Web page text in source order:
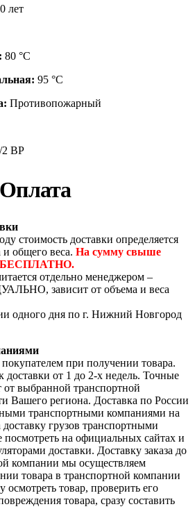
лет
80 °С
95 °С
Противопожарный
2 ВР
стоимость доставки определяется
и общего веса. На сумму свыше
– БЕСПЛАТНО.
отдельно менеджером –
зависит от объема и веса
одного дня по г. Нижний Новгород
покупателем при получении товара.
от 1 до 2-х недель. Точные
от выбранной транспортной
Вашего региона. Доставка по России
транспортными компаниями на
грузов транспортными
на официальных сайтах и
доставки. Доставку заказа до
компании мы осуществляем
товара в транспортной компании
осмотреть товар, проверить его
товара, сразу составить